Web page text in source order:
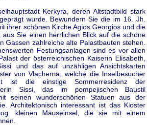
Kerkyra, deren Altstadtbild stark
wurde. Bewundern Sie die im 16. Jh.
ihrer schönen Kirche Agios Georgios und die
aus Sie einen herrlichen Blick auf die schöne
Gassen zahlreiche alte Palastbauten stehen.
Festungsanlagen sind es vor allen
der österreichischen Kaiserin Elisabeth,
und das auf unzähligen Ansichtskarten
von Vlacherna, welche die Inselbesucher
ist die einstige Sommerresidenz der
Sissi, das im pompejischen Baustil
seinen wunderschönen Statuen aus der
Architektonisch interessant ist das Kloster
kleinen Mäuseinsel, die sie mit einem